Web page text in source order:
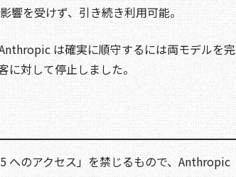
を受けず、引き続き利用可能。
は確実に順守するには両モデルを完
対して停止しました。
へのアクセス」を禁じるもので、Anthropic